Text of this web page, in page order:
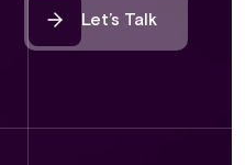
Let’s Talk